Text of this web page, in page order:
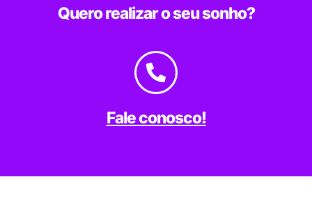
Quero realizar o seu sonho?
Fale conosco!